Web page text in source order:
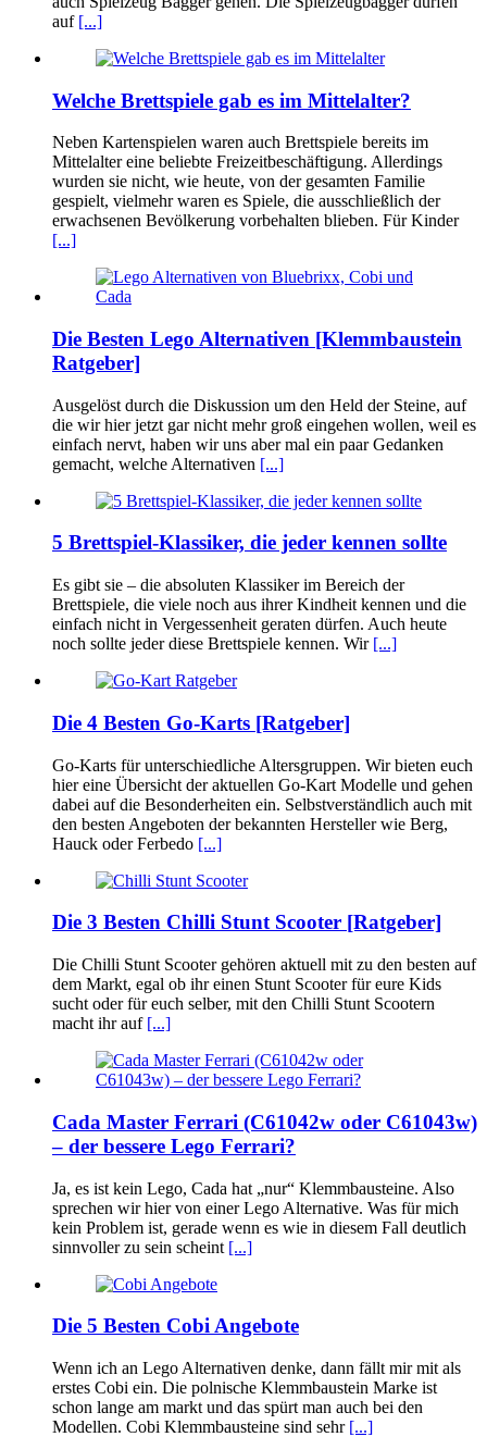
auf [...]
Welche Brettspiele gab es im Mittelalter?
Neben Kartenspielen waren auch Brettspiele bereits im
Mittelalter eine beliebte Freizeitbeschäftigung. Allerdings
wurden sie nicht, wie heute, von der gesamten Familie
gespielt, vielmehr waren es Spiele, die ausschließlich der
erwachsenen Bevölkerung vorbehalten blieben. Für Kinder
[...]
Die Besten Lego Alternativen [Klemmbaustein
Ratgeber]
Ausgelöst durch die Diskussion um den Held der Steine, auf
die wir hier jetzt gar nicht mehr groß eingehen wollen, weil es
einfach nervt, haben wir uns aber mal ein paar Gedanken
gemacht, welche Alternativen [...]
5 Brettspiel-Klassiker, die jeder kennen sollte
Es gibt sie – die absoluten Klassiker im Bereich der
Brettspiele, die viele noch aus ihrer Kindheit kennen und die
einfach nicht in Vergessenheit geraten dürfen. Auch heute
noch sollte jeder diese Brettspiele kennen. Wir [...]
Die 4 Besten Go-Karts [Ratgeber]
Go-Karts für unterschiedliche Altersgruppen. Wir bieten euch
hier eine Übersicht der aktuellen Go-Kart Modelle und gehen
dabei auf die Besonderheiten ein. Selbstverständlich auch mit
den besten Angeboten der bekannten Hersteller wie Berg,
Hauck oder Ferbedo [...]
Die 3 Besten Chilli Stunt Scooter [Ratgeber]
Die Chilli Stunt Scooter gehören aktuell mit zu den besten auf
dem Markt, egal ob ihr einen Stunt Scooter für eure Kids
sucht oder für euch selber, mit den Chilli Stunt Scootern
macht ihr auf [...]
Cada Master Ferrari (C61042w oder C61043w)
– der bessere Lego Ferrari?
Ja, es ist kein Lego, Cada hat „nur“ Klemmbausteine. Also
sprechen wir hier von einer Lego Alternative. Was für mich
kein Problem ist, gerade wenn es wie in diesem Fall deutlich
sinnvoller zu sein scheint [...]
Die 5 Besten Cobi Angebote
Wenn ich an Lego Alternativen denke, dann fällt mir mit als
erstes Cobi ein. Die polnische Klemmbaustein Marke ist
schon lange am markt und das spürt man auch bei den
Modellen. Cobi Klemmbausteine sind sehr [...]